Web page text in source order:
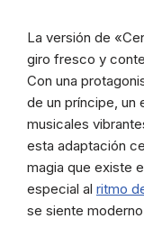
La versión de
giro fresco y
Con una
de un príncipe, un
musicales
esta adaptación
magia que existe
especial al ritmo
se siente